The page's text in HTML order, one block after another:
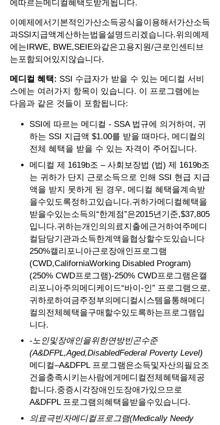
에따르는메디컬혜택도받게됩니다.
이예제에서기본적인가산소득공식을이용해서가산소득
과SSI지급액계산하는법을설명드리겠습니다.위의예제
에는IRWE, BWE,SEIE와같은고용지원/근로인센티브
는포함되어있지않습니다.
메디컬 혜택: SSI 수급자가 받을 수 있는 메디컬 서비
스에는 여러가지 항목이 있습니다. 이 프로그램에는
다음과 같은 것들이 포함됩니다:
SSI에 따르는 메디컬 - SSA 법규에 의거하여, 귀
하는 SSI 지급액 $1.00를 받을 때마다, 메디컬의
전체 혜택을 받을 수 있는 자격이 주어집니다.
메디컬 제 1619b조 – 사회보장법 (법) 제 1619b조
는 귀하가 단지 근로소득으로 인해 SSI 현급 지급
액을 받지 못하게 된 경우, 메디컬 혜택을계속받
을수있도록정하고있습니다.귀하가메디컬혜택을
받을수있는소득의“한계점”은2015년기준,$37,805
입니다.귀하는개인의의료지출에근거하여주메디
컬담당기관과소득한계액을협상할수도있습니다
250%캘리포니아근로장애인프로그램
(CWD,CaliforniaWorking Disabled Program)
(250% CWD프로그램)-250% CWD프로그램은캘
리포니아주의메디케이드“바이-인” 프로그램으로,
귀하로하여금주정부의메디컬시스템을통해메디
컬의전체혜택을구매할수있도록하는프로그램입
니다.
-노인및장애인을위한연방빈곤수준
(A&DFPL,Aged,DisabledFederal Poverty Level)
메디컬–A&DFPL 프로그램은소득및자산의필요조
건을충족시키는사람에게메디컬전체혜택을제공
합니다.중증시각장애인도장애가있으므로
A&DFPL 프로그램의혜택을받을수있습니다.
의료극빈자메디컬프로그램(Medically Needy